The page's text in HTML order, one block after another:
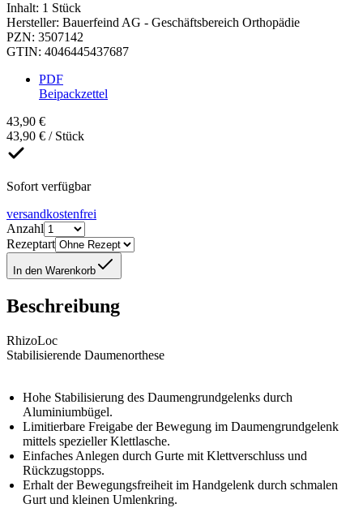
Inhalt: 1 Stück
Hersteller: Bauerfeind AG - Geschäftsbereich Orthopädie
PZN: 3507142
GTIN: 4046445437687
PDF
Beipackzettel
43,90 €
43,90 € / Stück
Sofort verfügbar
versandkostenfrei
Anzahl
Rezeptart
In den Warenkorb
Beschreibung
RhizoLoc
Stabilisierende Daumenorthese
Hohe Stabilisierung des Daumengrundgelenks durch
Aluminiumbügel.
Limitierbare Freigabe der Bewegung im Daumengrundgelenk
mittels spezieller Klettlasche.
Einfaches Anlegen durch Gurte mit Klettverschluss und
Rückzugstopps.
Erhalt der Bewegungsfreiheit im Handgelenk durch schmalen
Gurt und kleinen Umlenkring.